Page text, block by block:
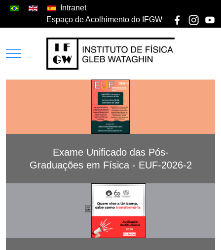
Intranet
Espaço de Acolhimento do IFGW
Exame Unificado das Pós-
Graduações em Física - EUF-2026-2